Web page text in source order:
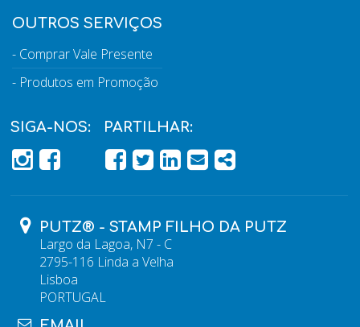
OUTROS SERVIÇOS
Comprar Vale Presente
Produtos em Promoção
SIGA-NOS:
PÁGINA DO FACEBOOK
PÁGINA DO FACEBOOK
PARTILHAR:
FACEBOOK
TWITTER
LINKEDIN
EMAIL
PUTZ® - STAMP FILHO DA PUTZ
Largo da Lagoa, N7 - C
2795-116 Linda a Velha
Lisboa
PORTUGAL